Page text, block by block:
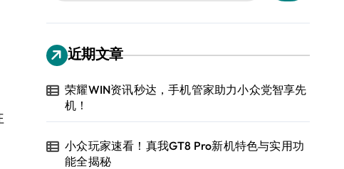
近期文章
荣耀WIN资讯秒达，手机管家助力小众党智享先
机！
小众玩家速看！真我GT8 Pro新机特色与实用功
能全揭秘